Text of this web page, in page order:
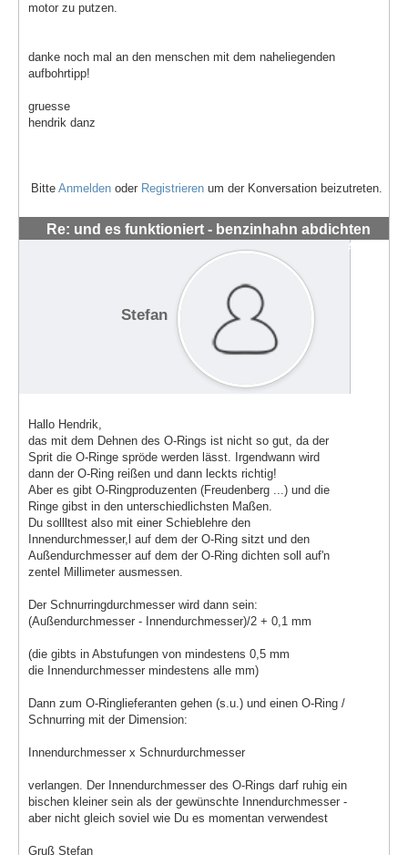
motor zu putzen.
danke noch mal an den menschen mit dem naheliegenden
aufbohrtipp!
gruesse
hendrik danz
Bitte Anmelden oder Registrieren um der Konversation beizutreten.
Re: und es funktioniert - benzinhahn abdichten
#1434
Stefan
Hallo Hendrik,
das mit dem Dehnen des O-Rings ist nicht so gut, da der
Sprit die O-Ringe spröde werden lässt. Irgendwann wird
dann der O-Ring reißen und dann leckts richtig!
Aber es gibt O-Ringproduzenten (Freudenberg ...) und die
Ringe gibst in den unterschiedlichsten Maßen.
Du sollltest also mit einer Schieblehre den
Innendurchmesser,l auf dem der O-Ring sitzt und den
Außendurchmesser auf dem der O-Ring dichten soll auf'n
zentel Millimeter ausmessen.
Der Schnurringdurchmesser wird dann sein:
(Außendurchmesser - Innendurchmesser)/2 + 0,1 mm
(die gibts in Abstufungen von mindestens 0,5 mm
die Innendurchmesser mindestens alle mm)
Dann zum O-Ringlieferanten gehen (s.u.) und einen O-Ring /
Schnurring mit der Dimension:
Innendurchmesser x Schnurdurchmesser
verlangen. Der Innendurchmesser des O-Rings darf ruhig ein
bischen kleiner sein als der gewünschte Innendurchmesser -
aber nicht gleich soviel wie Du es momentan verwendest
Gruß Stefan